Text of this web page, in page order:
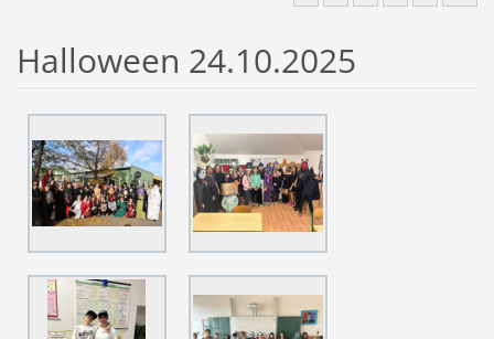
Halloween 24.10.2025